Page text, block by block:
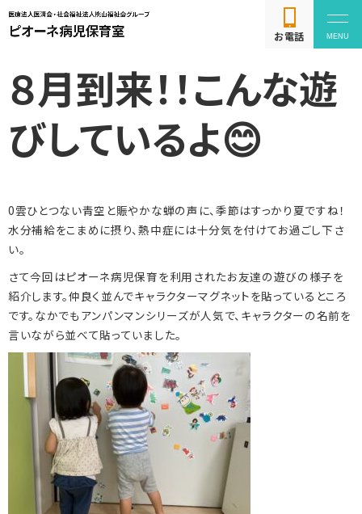
利用方法
お問い合わせ
070-6454-5205
086-243-2011
お電話
８月到来！！こんな遊
びしているよ😊
0雲ひとつない青空と賑やかな蝉の声に、季節はすっかり夏ですね！
水分補給をこまめに摂り、熱中症には十分気を付けてお過ごし下さ
い。
さて今回はピオーネ病児保育を利用されたお友達の遊びの様子を
紹介します。仲良く並んでキャラクターマグネットを貼っているところ
です。なかでもアンパンマンシリーズが人気で、キャラクターの名前を
言いながら並べて貼っていました。